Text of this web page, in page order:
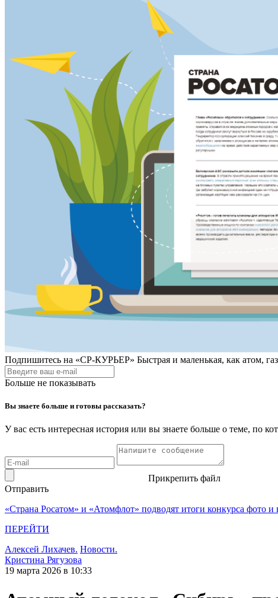
Подпишитесь на «СР-КУРЬЕР» Быстрая и маленькая, как атом,
Больше не показывать
Вы знаете больше и готовы рассказать?
У вас есть интересная история или вы знаете больше о теме,
Прикрепить файл
Отправить
«Страна Росатом» и «Атомфлот» подводят итоги конкурса
ПЕРЕЙТИ
Алексей Лихачев. Новости.
Кристина Рягузова
19 марта 2026 в 10:33